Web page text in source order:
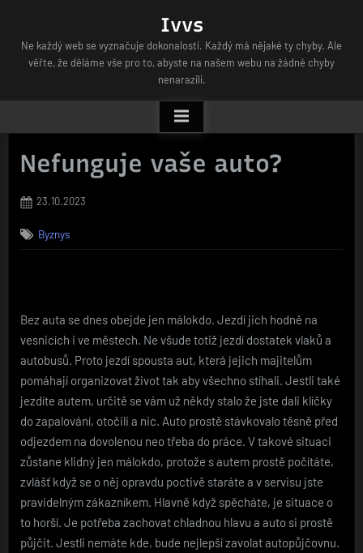
content
Ivvs
Ne každý web se vyznačuje dokonalostí. Každý má nějaké ty chyby. Ale
věřte, že děláme vše pro to, abyste na našem webu na žádné chyby
nenarazili.
Nefunguje vaše auto?
Posted
23.10.2023
Byznys
Bez auta se dnes obejde jen málokdo. Jezdí jich hodně na
vesnicích i ve městech. Ne všude totiž jezdí dostatek vlaků a
autobusů. Proto jezdí spousta aut, která jejich majitelům
pomáhají organizovat život tak aby všechno stíhali. Jestli také
jezdíte autem, určitě se vám už někdy stalo že jste dali klíčky
do zapalování, otočili a nic. Auto prostě stávkovalo těsně před
odjezdem na dovolenou neo třeba do práce. V takové situaci
zůstane klidný jen málokdo, protože s autem prostě počítáte,
zvlášť když se o něj opravdu poctivě staráte a v servisu jste
pravidelným zákazníkem. Hlavně když spěcháte, je situace o
to horší. Je potřeba zachovat chladnou hlavu a auto si prostě
půjčit. Jestli nemáte kde, bude nejlepší zavolat autopůjčovnu.